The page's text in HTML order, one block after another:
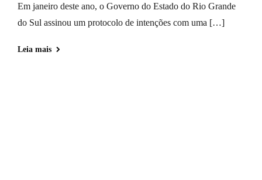
Em janeiro deste ano, o Governo do Estado do Rio Grande
do Sul assinou um protocolo de intenções com uma […]
Leia mais